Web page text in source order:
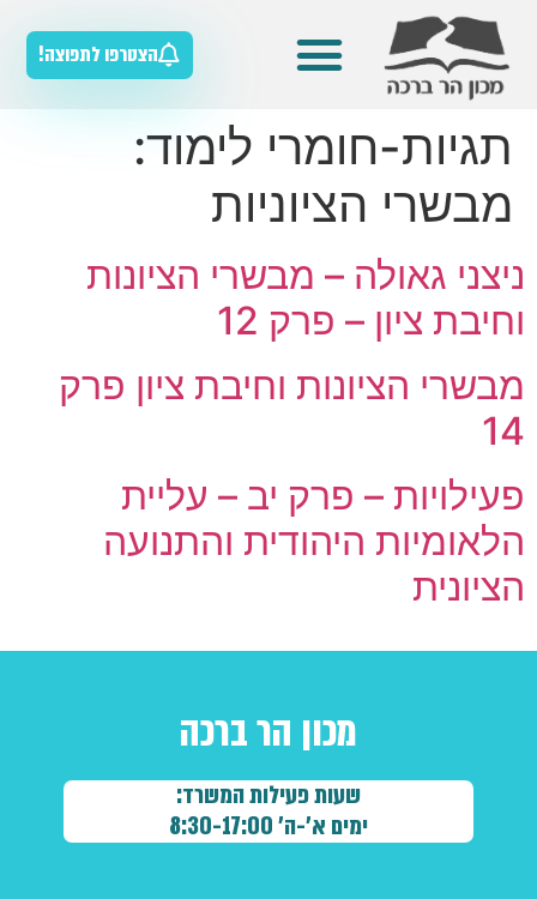
הצטרפו לתפוצה!
תגיות-חומרי לימוד:
מבשרי הציוניות
ניצני גאולה – מבשרי הציונות
וחיבת ציון – פרק 12
מבשרי הציונות וחיבת ציון פרק
14
פעילויות – פרק יב – עליית
הלאומיות היהודית והתנועה
הציונית
מכון הר ברכה
שעות פעילות המשרד:
ימים א'-ה' 8:30-17:00